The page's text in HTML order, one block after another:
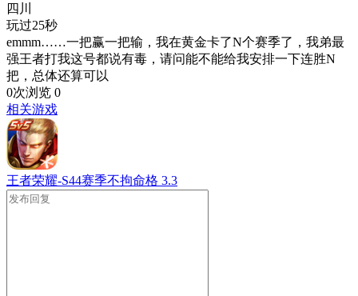
四川
玩过25秒
emmm……一把赢一把输，我在黄金卡了N个赛季了，我弟最
强王者打我这号都说有毒，请问能不能给我安排一下连胜N
把，总体还算可以
0次浏览 0
相关游戏
王者荣耀-S44赛季不拘命格 3.3